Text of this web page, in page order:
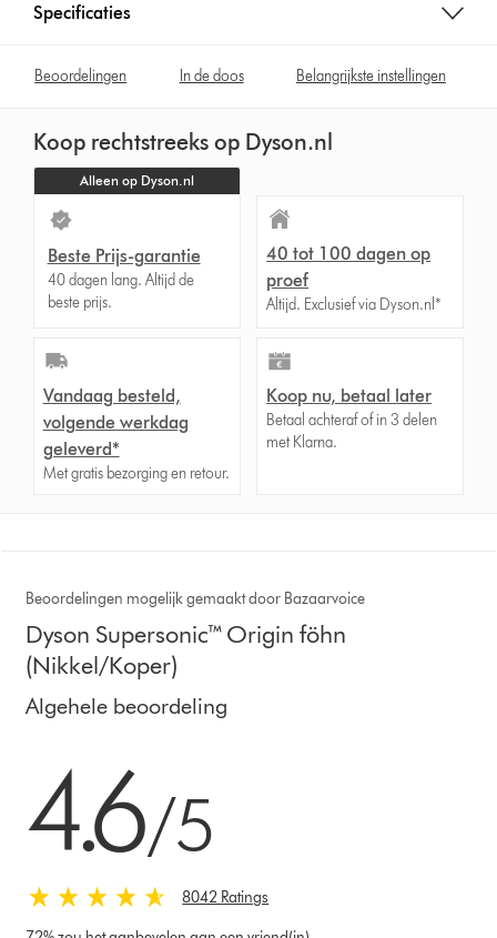
Specificaties
Beoordelingen In de doos Belangrijkste instellingen
Koop rechtstreeks op Dyson.nl
Alleen op Dyson.nl
Beste Prijs-garantie
40 dagen lang. Altijd de
beste prijs.
40 tot 100 dagen op
proef
Altijd. Exclusief via Dyson.nl*
Vandaag besteld,
volgende werkdag
geleverd*
Met gratis bezorging en retour.
Koop nu, betaal later
Betaal achteraf of in 3 delen
met Klarna.
Beoordelingen mogelijk gemaakt door Bazaarvoice
Dyson Supersonic™ Origin föhn
(Nikkel/Koper)
Algehele beoordeling
4.6/5
8042 Ratings